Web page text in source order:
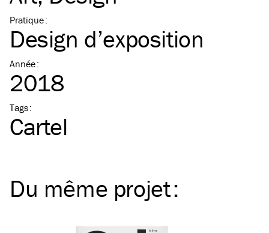
Pratique:
Design d’exposition
Année:
2018
Tags:
Cartel
Du même projet: